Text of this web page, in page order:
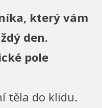
který vám
den.
pole
těla do klidu.